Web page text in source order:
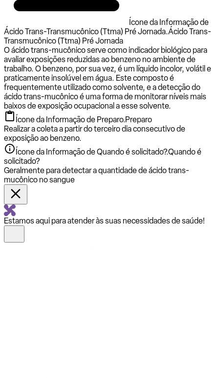
Ícone da Informação de
Ácido Trans-Transmucônico (Ttma) Pré Jornada.Ácido Trans-
Transmucônico (Ttma) Pré Jornada
O ácido trans-mucônico serve como indicador biológico para
avaliar exposições reduzidas ao benzeno no ambiente de
trabalho. O benzeno, por sua vez, é um líquido incolor, volátil e
praticamente insolúvel em água. Este composto é
frequentemente utilizado como solvente, e a detecção do
ácido trans-mucônico é uma forma de monitorar níveis mais
baixos de exposição ocupacional a esse solvente.
Ícone da Informação de Preparo.Preparo
Realizar a coleta a partir do terceiro dia consecutivo de
exposição ao benzeno.
Ícone da Informação de Quando é solicitado?.Quando é
solicitado?
Geralmente para detectar a quantidade de ácido trans-
mucônico no sangue
Estamos aqui para atender às suas necessidades de saúde!